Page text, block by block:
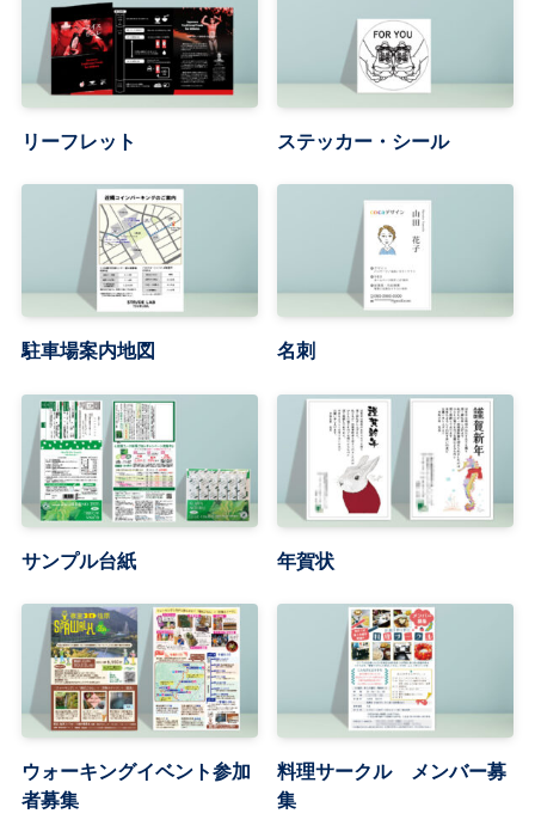
リーフレット ステッカー・シール
駐車場案内地図 名刺
サンプル台紙 年賀状
ウォーキングイベント参加
者募集
料理サークル メンバー募
集